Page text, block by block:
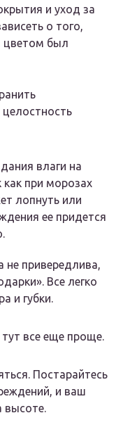
и уход за
о того,
цветом был
влаги на
как при морозах
лопнуть или
ее придется
не привередлива,
Все легко
и губки.
все еще проще.
Постарайтесь
и ваш
высоте.